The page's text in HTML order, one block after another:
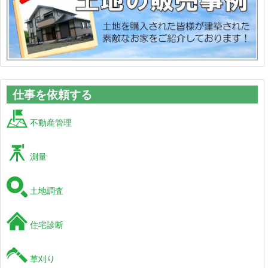
仕事を依頼する
不動産管理
測量
土地調査
住宅診断
草刈り